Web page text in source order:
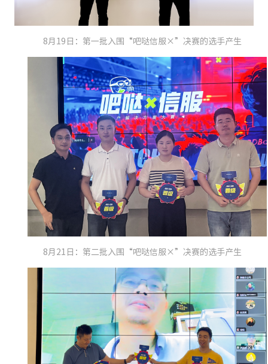
8月19日：第一批入围“吧哒信服×”决赛的选手产生
8月21日：第二批入围“吧哒信服×”决赛的选手产生